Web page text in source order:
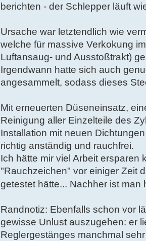
berichten - der Schlepper läuft
Ursache war letztendlich wie
welche für massive Verkokung
Luftansaug- und Ausstoßtrakt)
Irgendwann hatte sich auch
angesammelt, sodass dieses
Mit erneuerten Düseneinsatz,
Reinigung aller Einzelteile des
Installation mit neuen
richtig anständig und rauchfrei.
Ich hätte mir viel Arbeit
"Rauchzeichen" vor einiger Zeit
getestet hätte... Nachher ist
Randnotiz: Ebenfalls schon vor
gewisse Unlust auszugehen: er
Reglergestänges manchmal